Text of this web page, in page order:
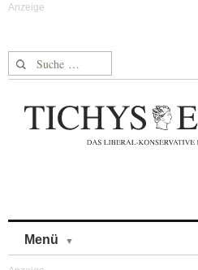
Suche nach:
Menü